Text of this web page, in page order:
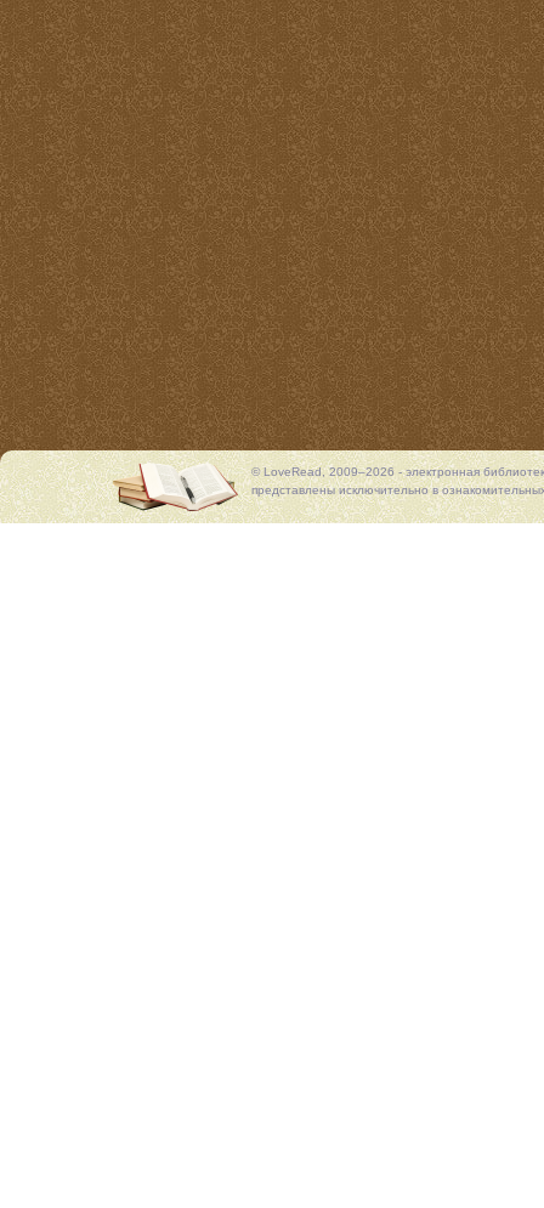
© LoveRead, 2009–2026 - электронная
представлены исключительно в